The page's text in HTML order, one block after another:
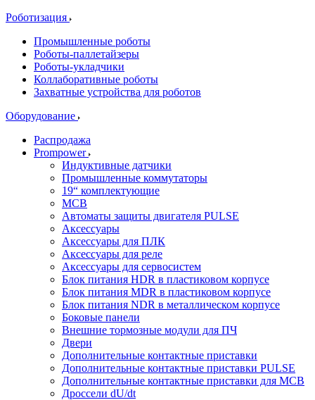
Роботизация
Промышленные роботы
Роботы-паллетайзеры
Роботы-укладчики
Коллаборативные роботы
Захватные устройства для роботов
Оборудование
Распродажа
Prompower
Индуктивные датчики
Промышленные коммутаторы
19“ комплектующие
MCB
Автоматы защиты двигателя PULSE
Аксессуары
Аксессуары для ПЛК
Аксессуары для реле
Аксессуары для сервосистем
Блок питания HDR в пластиковом корпусе
Блок питания MDR в пластиковом корпусе
Блок питания NDR в металлическом корпусе
Боковые панели
Внешние тормозные модули для ПЧ
Двери
Дополнительные контактные приставки
Дополнительные контактные приставки PULSE
Дополнительные контактные приставки для MCB
Дроссели dU/dt